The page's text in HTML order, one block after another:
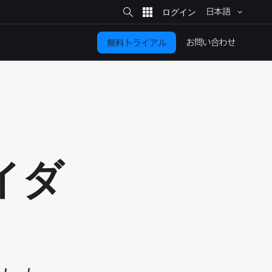
サ
イ
ト
検
索
日本語
無料トライアル お問い​合わせ
ダ​